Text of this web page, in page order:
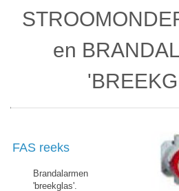
en
FAS reeks
Brandalarmen
'breekglas'.